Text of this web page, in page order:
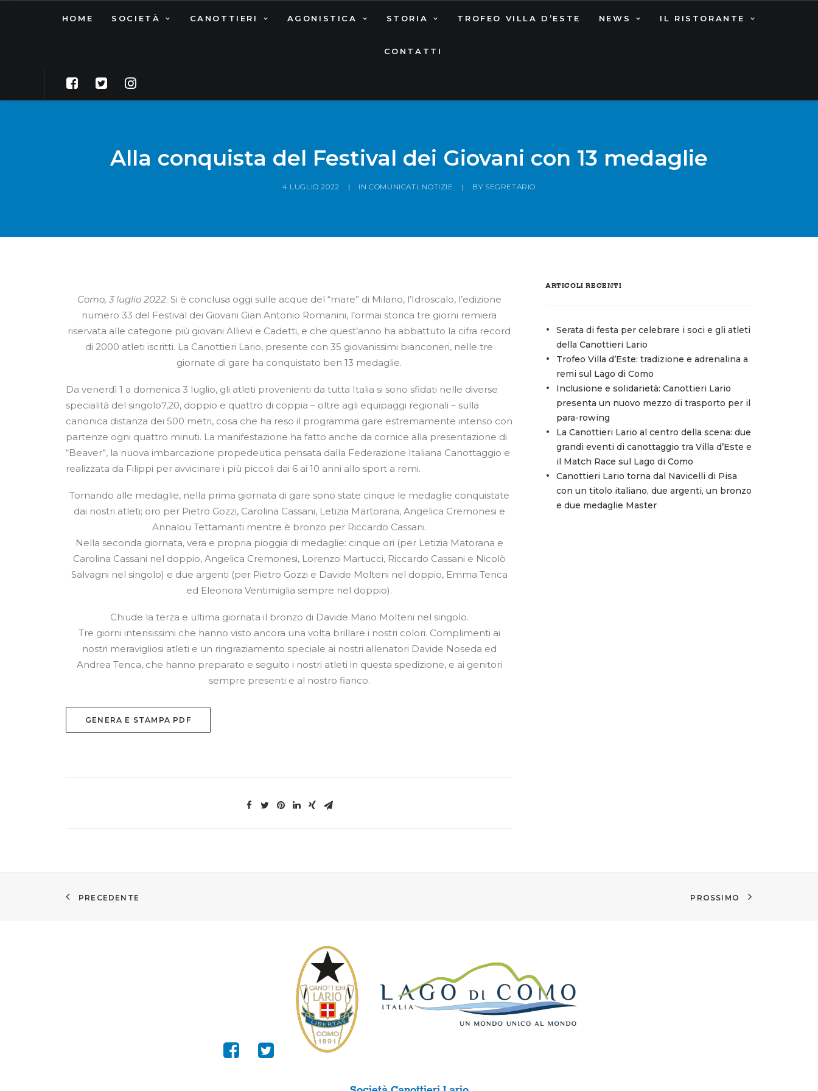
HOME SOCIETÀ CANOTTIERI AGONISTICA STORIA TROFEO VILLA D’ESTE NEWS IL RISTORANTE
CONTATTI
Alla conquista del Festival dei Giovani con 13 medaglie
4 LUGLIO 2022 | INCOMUNICATI, NOTIZIE | BY SEGRETARIO
Como, 3 luglio 2022. Si è conclusa oggi sulle acque del “mare” di Milano, l’Idroscalo, l’edizione
numero 33 del Festival dei Giovani Gian Antonio Romanini, l’ormai storica tre giorni remiera
riservata alle categorie più giovani Allievi e Cadetti, e che quest’anno ha abbattuto la cifra record
di 2000 atleti iscritti. La Canottieri Lario, presente con 35 giovanissimi bianconeri, nelle tre
giornate di gare ha conquistato ben 13 medaglie.
Da venerdì 1 a domenica 3 luglio, gli atleti provenienti da tutta Italia si sono sfidati nelle diverse
specialità del singolo7,20, doppio e quattro di coppia – oltre agli equipaggi regionali – sulla
canonica distanza dei 500 metri, cosa che ha reso il programma gare estremamente intenso con
partenze ogni quattro minuti. La manifestazione ha fatto anche da cornice alla presentazione di
“Beaver”, la nuova imbarcazione propedeutica pensata dalla Federazione Italiana Canottaggio e
realizzata da Filippi per avvicinare i più piccoli dai 6 ai 10 anni allo sport a remi.
Tornando alle medaglie, nella prima giornata di gare sono state cinque le medaglie conquistate
dai nostri atleti; oro per Pietro Gozzi, Carolina Cassani, Letizia Martorana, Angelica Cremonesi e
Annalou Tettamanti mentre è bronzo per Riccardo Cassani.
Nella seconda giornata, vera e propria pioggia di medaglie: cinque ori (per Letizia Matorana e
Carolina Cassani nel doppio, Angelica Cremonesi, Lorenzo Martucci, Riccardo Cassani e Nicolò
Salvagni nel singolo) e due argenti (per Pietro Gozzi e Davide Molteni nel doppio, Emma Tenca
ed Eleonora Ventimiglia sempre nel doppio).
Chiude la terza e ultima giornata il bronzo di Davide Mario Molteni nel singolo.
Tre giorni intensissimi che hanno visto ancora una volta brillare i nostri colori. Complimenti ai
nostri meravigliosi atleti e un ringraziamento speciale ai nostri allenatori Davide Noseda ed
Andrea Tenca, che hanno preparato e seguito i nostri atleti in questa spedizione, e ai genitori
sempre presenti e al nostro fianco.
GENERA E STAMPA PDF
ARTICOLI RECENTI
Serata di festa per celebrare i soci e gli atleti
della Canottieri Lario
Trofeo Villa d’Este: tradizione e adrenalina a
remi sul Lago di Como
Inclusione e solidarietà: Canottieri Lario
presenta un nuovo mezzo di trasporto per il
para-rowing
La Canottieri Lario al centro della scena: due
grandi eventi di canottaggio tra Villa d’Este e
il Match Race sul Lago di Como
Canottieri Lario torna dal Navicelli di Pisa
con un titolo italiano, due argenti, un bronzo
e due medaglie Master
PRECEDENTE PROSSIMO
Società Canottieri Lario